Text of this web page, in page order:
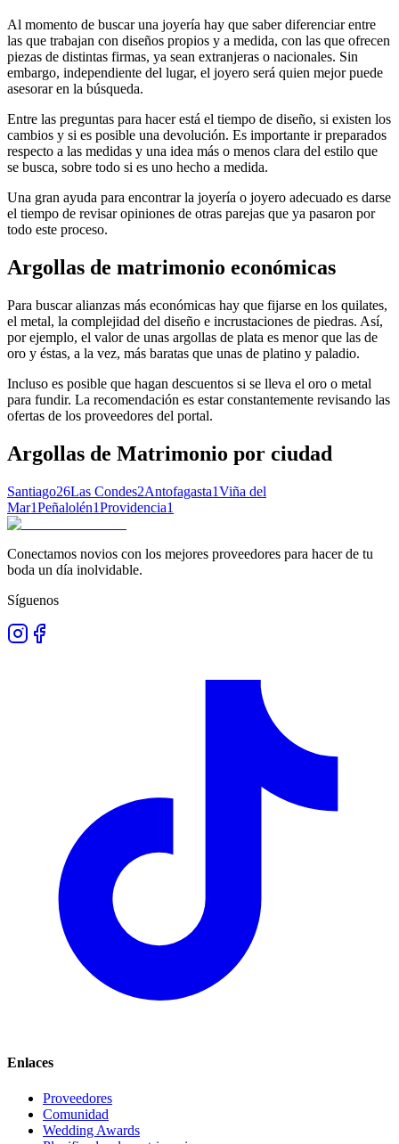
Al momento de buscar una joyería hay que saber diferenciar entre
las que trabajan con diseños propios y a medida, con las que ofrecen
piezas de distintas firmas, ya sean extranjeras o nacionales. Sin
embargo, independiente del lugar, el joyero será quien mejor puede
asesorar en la búsqueda.
Entre las preguntas para hacer está el tiempo de diseño, si existen los
cambios y si es posible una devolución. Es importante ir preparados
respecto a las medidas y una idea más o menos clara del estilo que
se busca, sobre todo si es uno hecho a medida.
Una gran ayuda para encontrar la joyería o joyero adecuado es darse
el tiempo de revisar opiniones de otras parejas que ya pasaron por
todo este proceso.
Argollas de matrimonio económicas
Para buscar alianzas más económicas hay que fijarse en los quilates,
el metal, la complejidad del diseño e incrustaciones de piedras. Así,
por ejemplo, el valor de unas argollas de plata es menor que las de
oro y éstas, a la vez, más baratas que unas de platino y paladio.
Incluso es posible que hagan descuentos si se lleva el oro o metal
para fundir. La recomendación es estar constantemente revisando las
ofertas de los proveedores del portal.
Argollas de Matrimonio por ciudad
Santiago26Las Condes2Antofagasta1Viña del
Mar1Peñalolén1Providencia1
Conectamos novios con los mejores proveedores para hacer de tu
boda un día inolvidable.
Síguenos
Enlaces
Proveedores
Comunidad
Wedding Awards